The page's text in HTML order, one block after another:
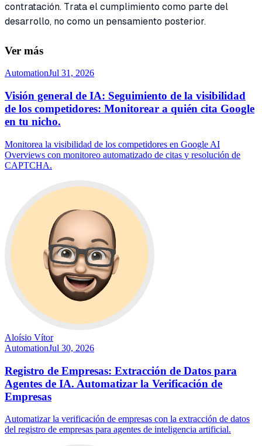
contratación. Trata el cumplimiento como parte del
desarrollo, no como un pensamiento posterior.
Ver más
AutomationJul 31, 2026
Visión general de IA: Seguimiento de la visibilidad
de los competidores: Monitorear a quién cita Google
en tu nicho.
Monitorea la visibilidad de los competidores en Google AI
Overviews con monitoreo automatizado de citas y resolución de
CAPTCHA.
Aloísio Vítor
AutomationJul 30, 2026
Registro de Empresas: Extracción de Datos para
Agentes de IA. Automatizar la Verificación de
Empresas
Automatizar la verificación de empresas con la extracción de datos
del registro de empresas para agentes de inteligencia artificial.